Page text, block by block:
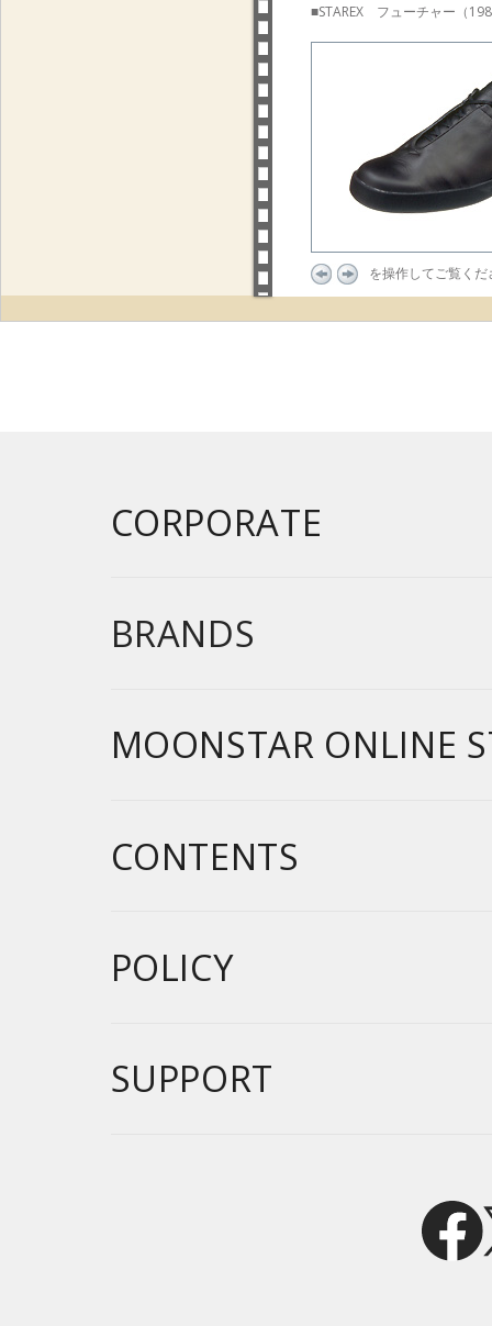
■STAREX フューチャー（
を操作してご覧くだ
CORPORATE
BRANDS
MOONSTAR ONLINE
CONTENTS
POLICY
SUPPORT